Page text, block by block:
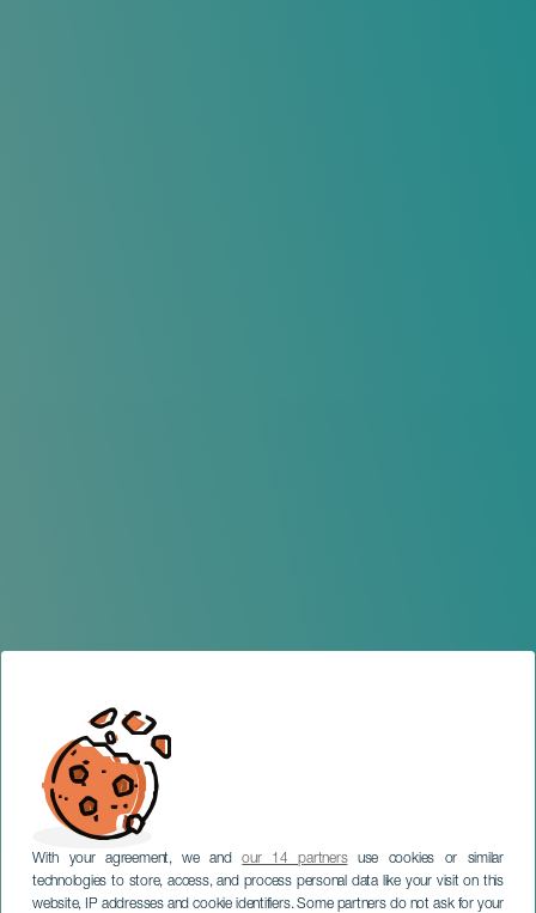
With your agreement, we andour 14 partnersuse cookies or similar
technologies to store, access, and process personal data like your visit on this
website, IP addresses and cookie identifiers. Some partners do not ask for your